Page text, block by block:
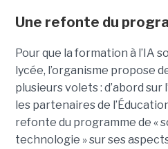
Une refonte du
Pour que la formation à l’IA
lycée, l’organisme propose
plusieurs volets : d’abord
les partenaires de
refonte du programme de «
technologie » sur ses